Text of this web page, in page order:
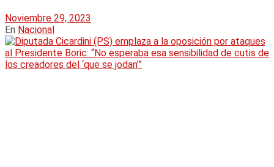
Noviembre 29, 2023
En Nacional